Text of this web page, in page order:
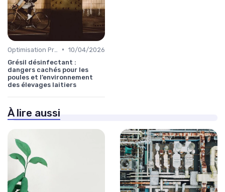
• 10/04/2026
Grésil désinfectant :
dangers cachés pour les
poules et l’environnement
des élevages laitiers
À lire aussi